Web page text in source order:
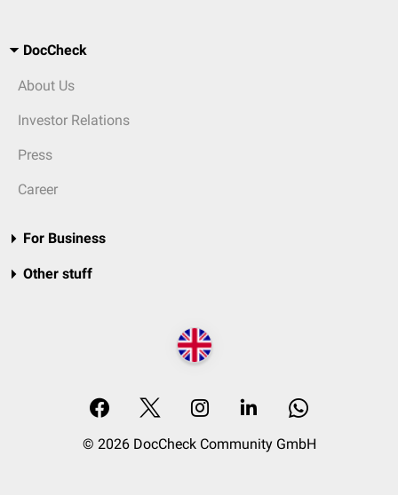
DocCheck
About Us
Investor Relations
Press
Career
For Business
Other stuff
© 2026 DocCheck Community GmbH